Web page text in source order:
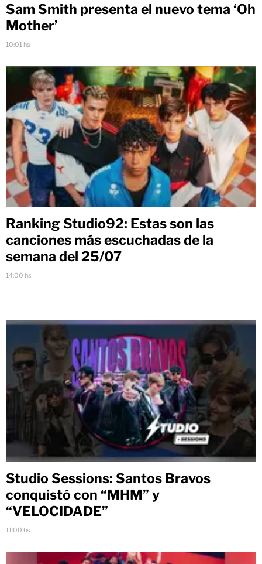
Sam Smith presenta el nuevo tema ‘Oh
Mother’
10:01 hs
Ranking Studio92: Estas son las
canciones más escuchadas de la
semana del 25/07
14:00 hs
Studio Sessions: Santos Bravos
conquistó con “MHM” y
“VELOCIDADE”
11:00 hs